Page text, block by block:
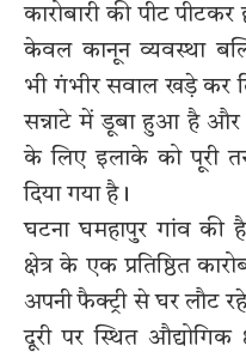
कारोबारी की पीट
केवल कानून व्यवस्था
भी गंभीर सवाल खड़े कर
सन्नाटे में डूबा हुआ है और
के लिए इलाके को पूरी
दिया गया है।
घटना घमहापुर गांव की
क्षेत्र के एक प्रतिष्ठित
अपनी फैक्ट्री से घर लौट
दूरी पर स्थित औद्योगिक